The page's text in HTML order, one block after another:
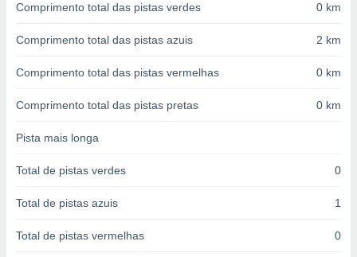
estudos
de
Comprimento total das pistas verdes 0 km
Comprimento total das pistas azuis 2 km
Comprimento total das pistas vermelhas 0 km
Comprimento total das pistas pretas 0 km
Pista mais longa
Total de pistas verdes 0
Total de pistas azuis 1
Total de pistas vermelhas 0